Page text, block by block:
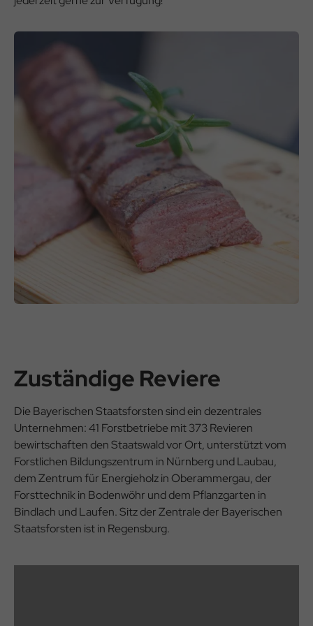
Zuständige Reviere
Die Bayerischen Staatsforsten sind ein dezentrales
Unternehmen: 41 Forstbetriebe mit 373 Revieren
bewirtschaften den Staatswald vor Ort, unterstützt vom
Forstlichen Bildungszentrum in Nürnberg und Laubau,
dem Zentrum für Energieholz in Oberammergau, der
Forsttechnik in Bodenwöhr und dem Pflanzgarten in
Bindlach und Laufen. Sitz der Zentrale der Bayerischen
Staatsforsten ist in Regensburg.